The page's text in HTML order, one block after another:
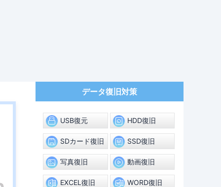
データ復旧対策
USB復元 HDD復旧
SDカード復旧 SSD復旧
写真復旧 動画復旧
EXCEL復旧 WORD復旧